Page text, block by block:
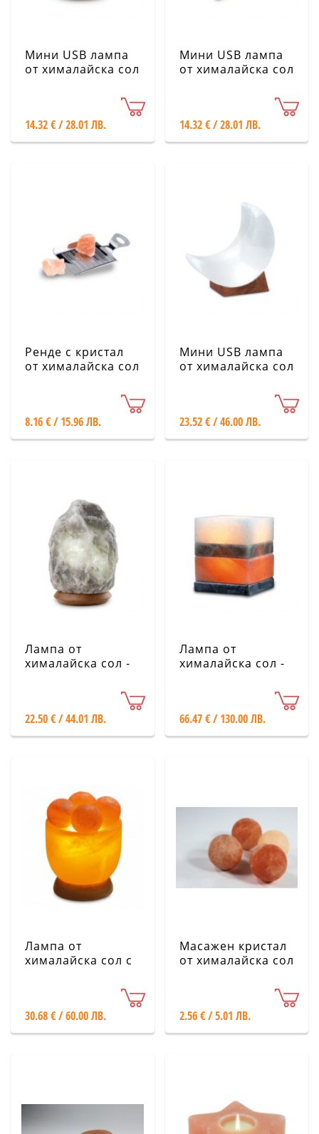
Мини USB лампа
от хималайска сол
14.32 € / 28.01 ЛВ.
Мини USB лампа
от хималайска сол
14.32 € / 28.01 ЛВ.
Ренде с кристал
от хималайска сол
8.16 € / 15.96 ЛВ.
Мини USB лампа
от хималайска сол
23.52 € / 46.00 ЛВ.
Лампа от
хималайска сол -
22.50 € / 44.01 ЛВ.
Лампа от
хималайска сол -
66.47 € / 130.00 ЛВ.
Лампа от
хималайска сол с
30.68 € / 60.00 ЛВ.
Масажен кристал
от хималайска сол
2.56 € / 5.01 ЛВ.